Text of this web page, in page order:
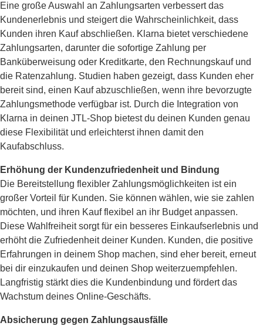
Eine große Auswahl an Zahlungsarten verbessert das
Kundenerlebnis und steigert die Wahrscheinlichkeit, dass
Kunden ihren Kauf abschließen. Klarna bietet verschiedene
Zahlungsarten, darunter die sofortige Zahlung per
Banküberweisung oder Kreditkarte, den Rechnungskauf und
die Ratenzahlung. Studien haben gezeigt, dass Kunden eher
bereit sind, einen Kauf abzuschließen, wenn ihre bevorzugte
Zahlungsmethode verfügbar ist. Durch die Integration von
Klarna in deinen JTL-Shop bietest du deinen Kunden genau
diese Flexibilität und erleichterst ihnen damit den
Kaufabschluss.
Erhöhung der Kundenzufriedenheit und Bindung
Die Bereitstellung flexibler Zahlungsmöglichkeiten ist ein
großer Vorteil für Kunden. Sie können wählen, wie sie zahlen
möchten, und ihren Kauf flexibel an ihr Budget anpassen.
Diese Wahlfreiheit sorgt für ein besseres Einkaufserlebnis und
erhöht die Zufriedenheit deiner Kunden. Kunden, die positive
Erfahrungen in deinem Shop machen, sind eher bereit, erneut
bei dir einzukaufen und deinen Shop weiterzuempfehlen.
Langfristig stärkt dies die Kundenbindung und fördert das
Wachstum deines Online-Geschäfts.
Absicherung gegen Zahlungsausfälle